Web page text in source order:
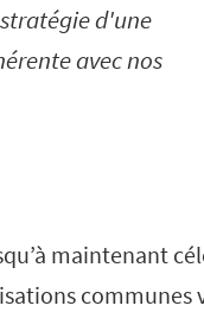
d'une
avec nos
maintenant
communes